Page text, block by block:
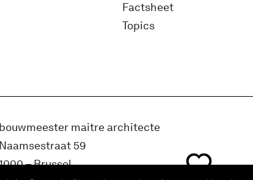
Factsheet
Topics
bouwmeester maitre architecte
Naamsestraat 59
– Brussel